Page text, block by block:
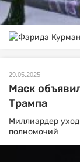
29.05.2025
Маск
Трампа
Миллиардер
полномочий.